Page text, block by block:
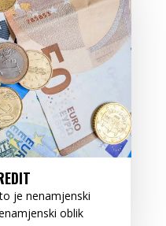
je nenamjenski
oblik